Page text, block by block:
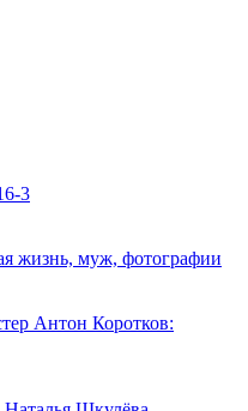
3
жизнь, муж, фотографии
Антон Коротков: